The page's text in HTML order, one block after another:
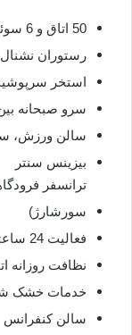
50 اتاق و 6 سوئیت
رستوران
استخر
سرو صبحانه
سالن ورزش،
بیزینس سنتر
ترانسفر
سورشارژ)
فعالیت 24
نظافت روزانه
خدمات خشک
سالن کنفرانس